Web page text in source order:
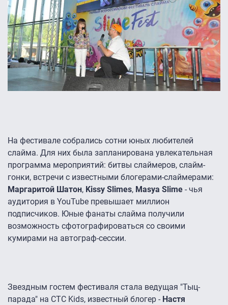
На фестивале собрались сотни юных любителей
слайма. Для них была запланирована увлекательная
программа мероприятий: битвы слаймеров, слайм-
гонки, встречи с известными блогерами-слаймерами:
Маргаритой Шатон, Kissy Slimes, Masya Slime - чья
аудитория в YouTube превышает миллион
подписчиков. Юные фанаты слайма получили
возможность сфотографироваться со своими
кумирами на автограф-сессии.
Звездным гостем фестиваля стала ведущая "Тыц-
парада" на СТС Kids, известный блогер - Настя